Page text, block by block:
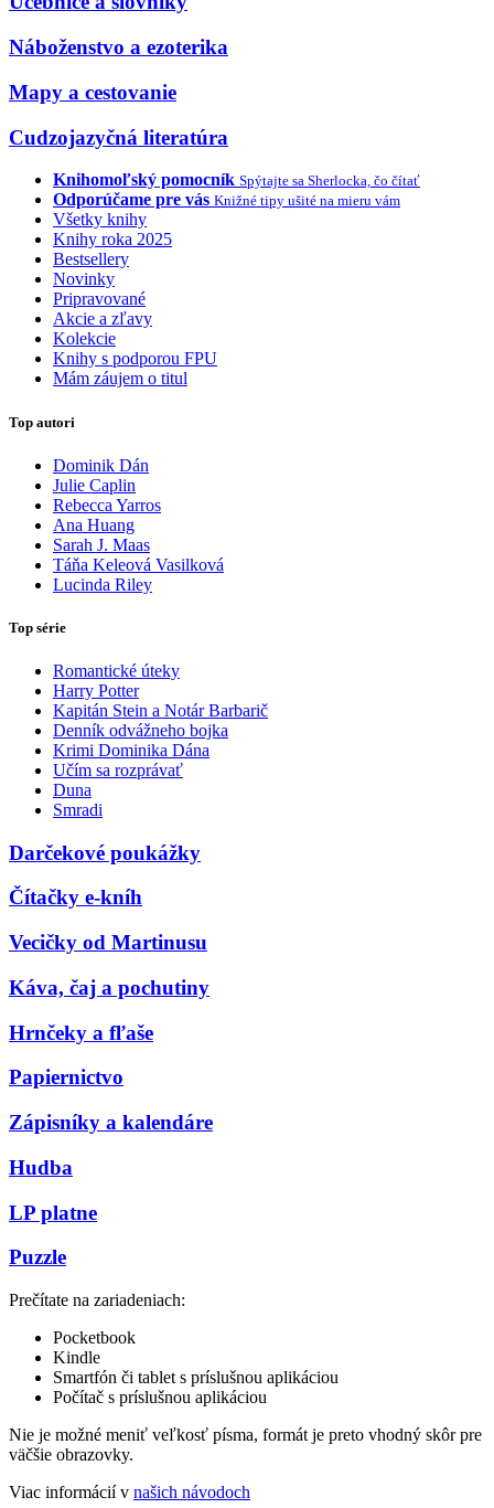
Náboženstvo a ezoterika
Mapy a cestovanie
Cudzojazyčná literatúra
Knihomoľský pomocník Spýtajte sa Sherlocka, čo čítať
Odporúčame pre vás Knižné tipy ušité na mieru vám
Všetky knihy
Knihy roka 2025
Bestsellery
Novinky
Pripravované
Akcie a zľavy
Kolekcie
Knihy s podporou FPU
Mám záujem o titul
Top autori
Dominik Dán
Julie Caplin
Rebecca Yarros
Ana Huang
Sarah J. Maas
Táňa Keleová Vasilková
Lucinda Riley
Top série
Romantické úteky
Harry Potter
Kapitán Stein a Notár Barbarič
Denník odvážneho bojka
Krimi Dominika Dána
Učím sa rozprávať
Duna
Smradi
Darčekové poukážky
Čítačky e-kníh
Vecičky od Martinusu
Káva, čaj a pochutiny
Hrnčeky a fľaše
Papiernictvo
Zápisníky a kalendáre
Hudba
LP platne
Puzzle
Prečítate na zariadeniach:
Pocketbook
Kindle
Smartfón či tablet s príslušnou aplikáciou
Počítač s príslušnou aplikáciou
Nie je možné meniť veľkosť písma, formát je preto vhodný skôr pre
väčšie obrazovky.
Viac informácií v našich návodoch